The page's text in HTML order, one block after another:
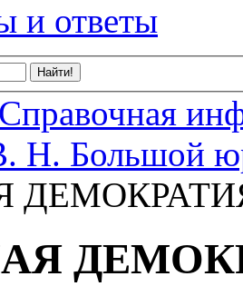
и ответы
Справочная
Н. Большой